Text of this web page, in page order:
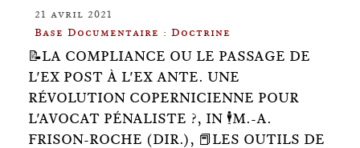
21 avril 2021
Base Documentaire : Doctrine
📝LA COMPLIANCE OU LE PASSAGE DE
L'EX POST À L'EX ANTE. UNE
RÉVOLUTION COPERNICIENNE POUR
L'AVOCAT PÉNALISTE ?, IN 🕴️M.-A.
FRISON-ROCHE (DIR.), 📕LES OUTILS DE